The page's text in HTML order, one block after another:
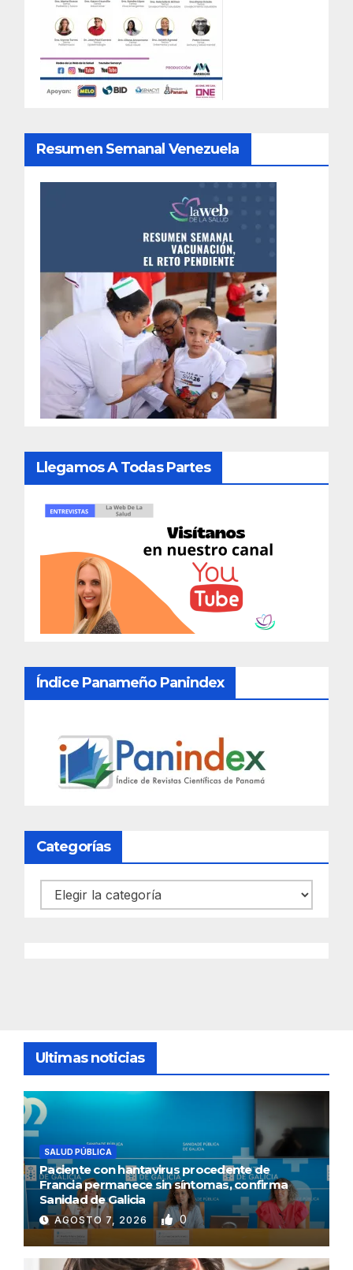
Resumen Semanal Venezuela
Llegamos A Todas Partes
Índice Panameño Panindex
Categorías
Categorías
Ultimas noticias
SALUD PÚBLICA
Paciente con hantavirus procedente de
Francia permanece sin síntomas, confirma
Sanidad de Galicia
AGOSTO 7, 2026 0